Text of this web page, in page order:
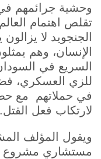
وحشية جرائمهم في
تقلص اهتمام
الجنجويد لا
الإنسان، وهم
السريع في
للزي العسكري،
في حملاتهم مع
لارتكاب فعل القتل.
ويقول المؤلف
مستشاري مشروع